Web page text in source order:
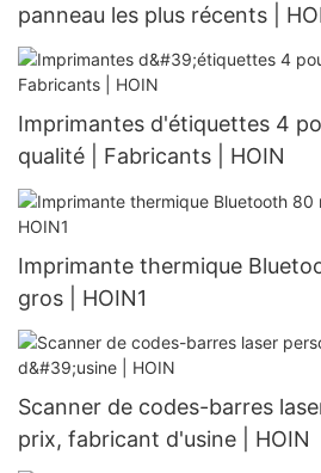
panneau les plus récents |
Imprimantes d'étiquettes 4
qualité | Fabricants | HOIN
Imprimante thermique
gros | HOIN1
Scanner de codes-barres
prix, fabricant d'usine | HOIN